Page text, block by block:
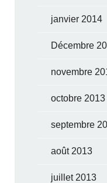
janvier 2014
Décembre
novembre
octobre 2013
septembre
août 2013
juillet 2013